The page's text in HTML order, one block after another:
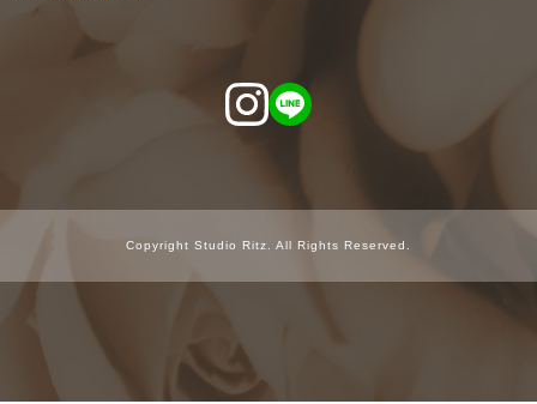
Copyright Studio Ritz. All Rights Reserved.